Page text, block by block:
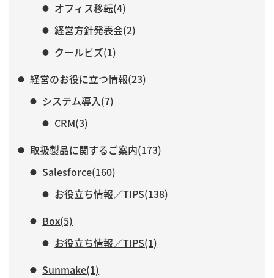
オフィス移転(4)
経営方針発表会(2)
クールビズ(1)
経営のお役に立つ情報(23)
システム導入(7)
CRM(3)
取扱製品に関するご案内(173)
Salesforce(160)
お役立ち情報／TIPS(138)
Box(5)
お役立ち情報／TIPS(1)
Sunmake(1)